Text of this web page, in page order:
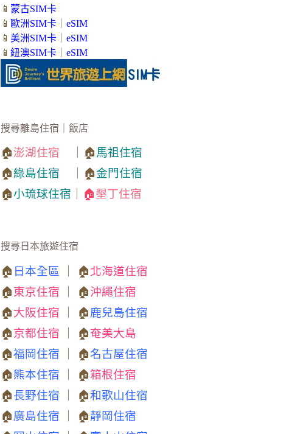
📱 蒙古SIM卡
📱 歐洲SIM卡｜ eSIM
📱 美洲SIM卡｜ eSIM
📱 紐澳SIM卡｜ eSIM
搜尋離島住宿｜飯店
🏠澎湖住宿 ｜🏠馬祖住宿
🏠綠島住宿 ｜🏠金門住宿
🏠小琉球住宿 🏠墾丁住宿
搜尋日本旅遊住宿
🏠 日本全區 ｜ 🏠北海道住宿
🏠東京住宿 ｜ 🏠沖繩住宿
🏠大阪住宿 ｜ 🏠鹿兒島住宿
🏠京都住宿 ｜ 🏠奄美大島
🏠福岡住宿 ｜ 🏠名古屋住宿
🏠熊本住宿 ｜ 🏠箱根住宿
🏠長野住宿 ｜ 🏠和歌山住宿
🏠廣島住宿 ｜ 🏠靜岡住宿